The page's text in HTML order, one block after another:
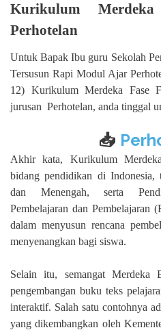
Kurikulum
Perhotelan
Untuk Bapak Ibu guru Sekolah
Tersusun Rapi Modul Ajar
12) Kurikulum Merdeka Fase
jurusan Perhotelan, anda tinggal
📥
Akhir kata, Kurikulum
bidang pendidikan di Indonesia,
dan Menengah, serta
Pembelajaran dan Pembelajaran
dalam menyusun rencana
menyenangkan bagi siswa.
Selain itu, semangat Merdeka
pengembangan buku teks
interaktif. Salah satu contohnya
yang dikembangkan oleh